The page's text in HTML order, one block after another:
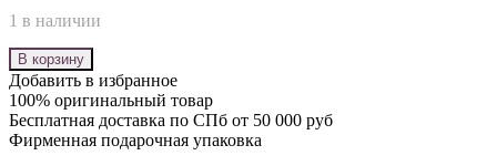
1 в наличии
В корзину
Добавить в избранное
100% оригинальный товар
Бесплатная доставка по СПб от 50 000 руб
Фирменная подарочная упаковка